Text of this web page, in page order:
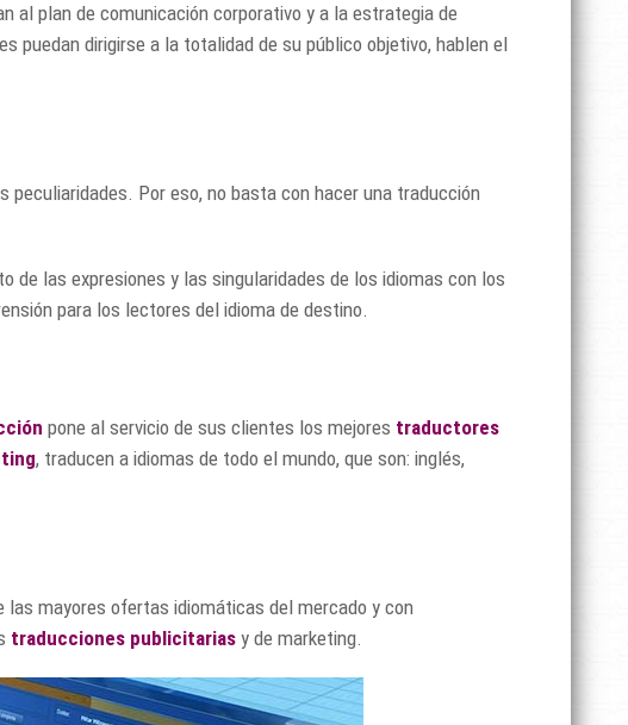
al plan de comunicación corporativo y a la estrategia de
puedan dirigirse a la totalidad de su público objetivo, hablen el
Por eso, no basta con hacer una traducción
de las expresiones y las singularidades de los idiomas con los
para los lectores del idioma de destino.
pone al servicio de sus clientes los mejores traductores
, traducen a idiomas de todo el mundo, que son: inglés,
las mayores ofertas idiomáticas del mercado y con
traducciones publicitariasy de marketing.